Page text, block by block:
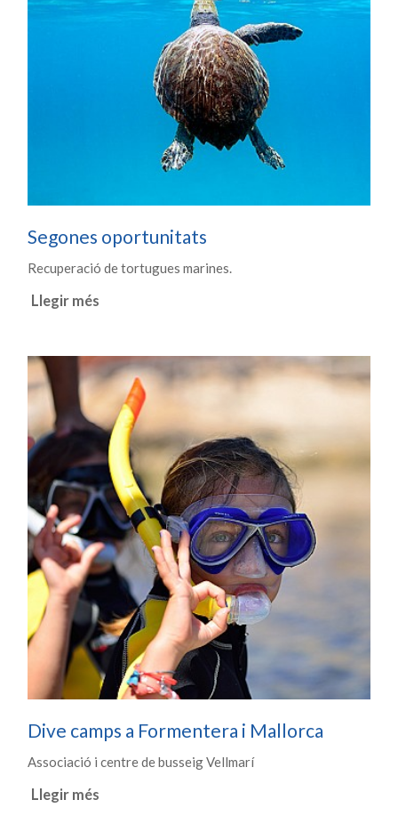
Segones oportunitats
Recuperació de tortugues marines.
Llegir més
Dive camps a Formentera i Mallorca
Associació i centre de busseig Vellmarí
Llegir més